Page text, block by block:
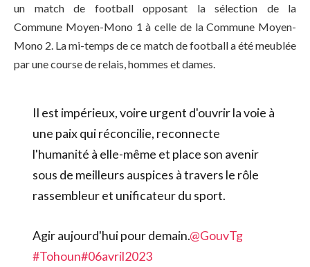
un match de football opposant la sélection de la
Commune Moyen-Mono 1 à celle de la Commune Moyen-
Mono 2. La mi-temps de ce match de football a été meublée
par une course de relais, hommes et dames.
Il est impérieux, voire urgent d'ouvrir la voie à
une paix qui réconcilie, reconnecte
l'humanité à elle-même et place son avenir
sous de meilleurs auspices à travers le rôle
rassembleur et unificateur du sport.
Agir aujourd'hui pour demain.@GouvTg
#Tohoun#06avril2023